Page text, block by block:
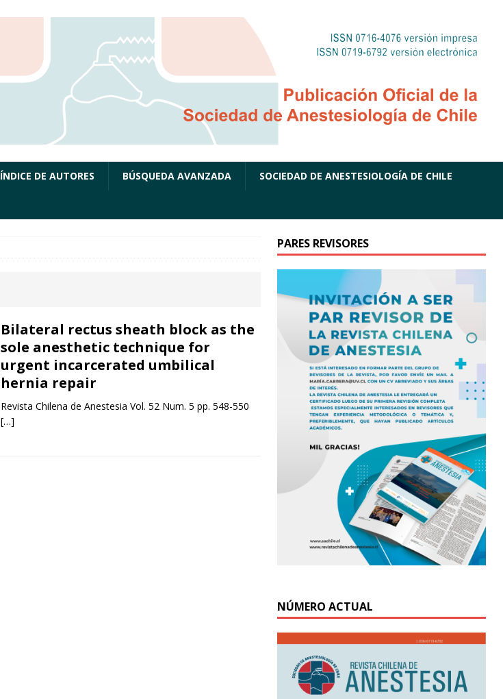
ÍNDICE DE AUTORES BÚSQUEDA AVANZADA SOCIEDAD DE ANESTESIOLOGÍA DE CHILE
Bilateral rectus sheath block as the
sole anesthetic technique for
urgent incarcerated umbilical
hernia repair
Revista Chilena de Anestesia Vol. 52 Num. 5 pp. 548-550
[…]
PARES REVISORES
NÚMERO ACTUAL